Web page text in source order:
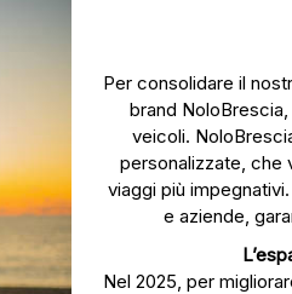
Per consolidare il
brand
veicoli.
personalizzate, che
viaggi più
e aziende,
Nel 2025, per